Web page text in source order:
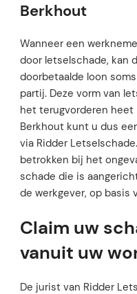
Berkhout
Wanneer een
door letselschade, kan
doorbetaalde loon
partij. Deze vorm van
het terugvorderen heet
Berkhout kunt u dus
via Ridder
betrokken bij het
schade die is
de werkgever, op basis
Claim uw
vanuit uw
De jurist van Ridder